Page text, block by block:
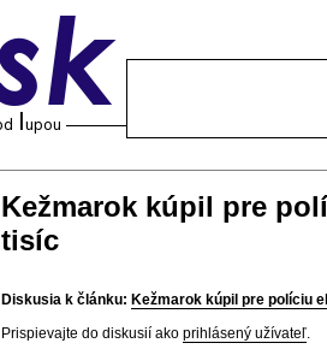
Kežmarok kúpil pre
tisíc
Diskusia k článku: Kežmarok kúpil pre políciu
Prispievajte do diskusií ako prihlásený užívateľ.